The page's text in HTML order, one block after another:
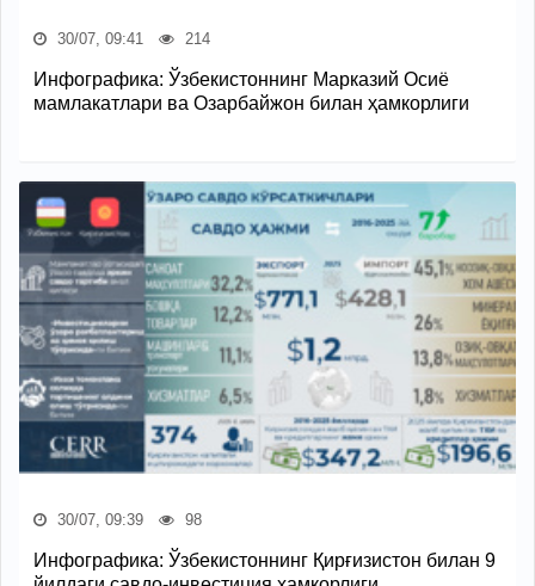
30/07, 09:41 214
Инфографика: Ўзбекистоннинг Марказий Осиё
мамлакатлари ва Озарбайжон билан ҳамкорлиги
30/07, 09:39 98
Инфографика: Ўзбекистоннинг Қирғизистон билан 9